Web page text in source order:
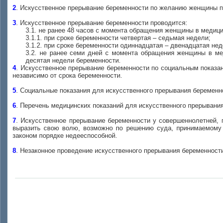
2. Искусственное прерывание беременности по желанию женщины
3. Искусственное прерывание беременности проводится:
3.1. не ранее 48 часов с момента обращения женщины в
3.1.1. при сроке беременности четвертая – седьмая недели;
3.1.2. при сроке беременности одиннадцатая – двенадцатая
3.2. не ранее семи дней с момента обращения женщины в
десятая недели беременности.
4. Искусственное прерывание беременности по социальным
независимо от срока беременности.
5. Социальные показания для искусственного прерывания
6. Перечень медицинских показаний для искусственного
7. Искусственное прерывание беременности у
выразить свою волю, возможно по решению суда, принимаемому
законом порядке недееспособной.
8. Незаконное проведение искусственного прерывания